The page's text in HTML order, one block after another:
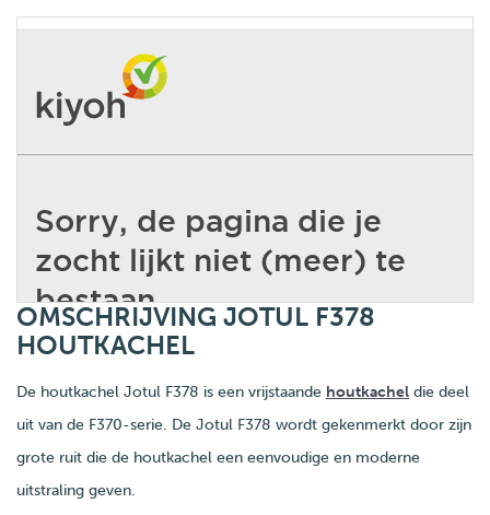
OMSCHRIJVING JOTUL F378
HOUTKACHEL
De houtkachel Jotul F378 is een vrijstaande houtkachel die deel
uit van de F370-serie. De Jotul F378 wordt gekenmerkt door zijn
grote ruit die de houtkachel een eenvoudige en moderne
uitstraling geven.